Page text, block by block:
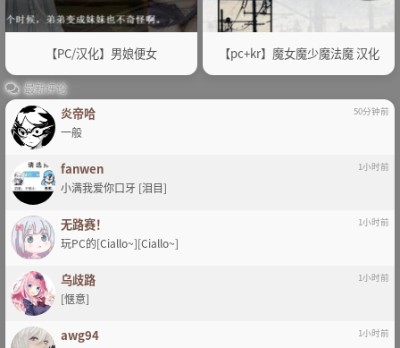
【PC/汉化】男娘便女 【pc+kr】魔女魔少魔法魔 汉化
最新评论
炎帝哈 50分钟前
一般
fanwen 1小时前
小满我爱你口牙 [泪目]
无路赛！ 1小时前
玩PC的[Ciallo~][Ciallo~]
乌歧路 1小时前
[惬意]
awg94 1小时前